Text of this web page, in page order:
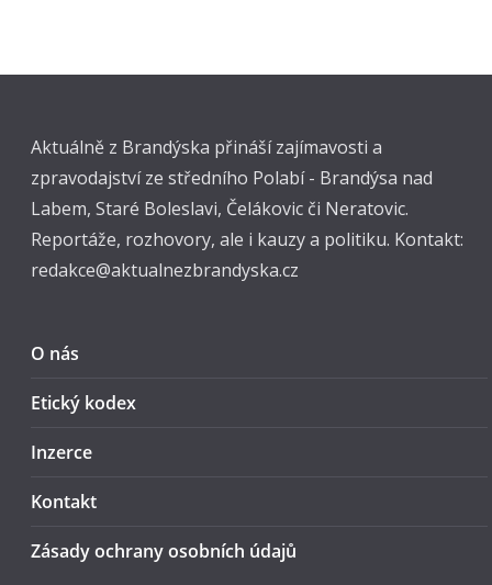
Aktuálně z Brandýska přináší zajímavosti a
zpravodajství ze středního Polabí - Brandýsa nad
Labem, Staré Boleslavi, Čelákovic či Neratovic.
Reportáže, rozhovory, ale i kauzy a politiku. Kontakt:
redakce@aktualnezbrandyska.cz
O nás
Etický kodex
Inzerce
Kontakt
Zásady ochrany osobních údajů